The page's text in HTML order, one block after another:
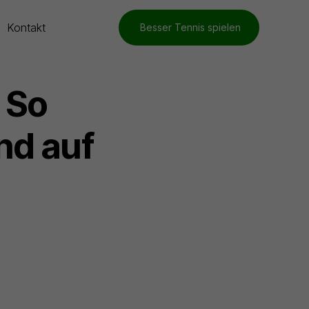
Kontakt Besser Tennis spielen
auf